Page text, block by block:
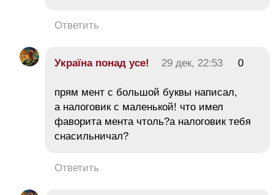
Ответить
Україна понад усe! 29 дек, 22:53 0
прям мент с большой буквы написал,
а налоговик с маленькой! что имел
фаворита мента чтоль?а налоговик тебя
снасильничал?
Ответить